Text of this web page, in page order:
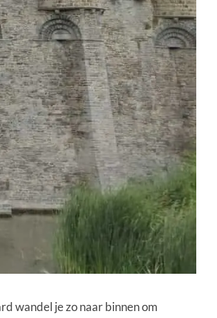
wandel je zo naar binnen om